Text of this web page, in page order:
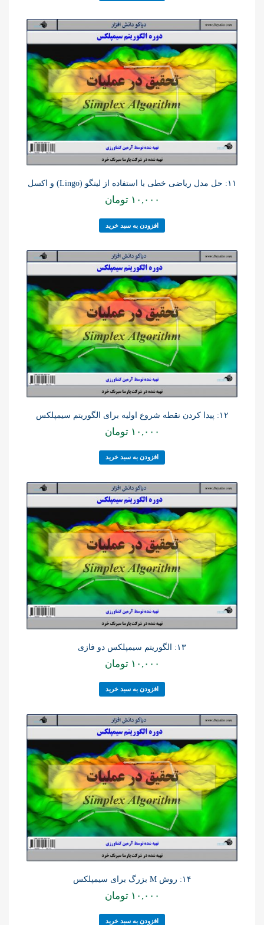
۱۱: حل مدل ریاضی خطی با استفاده از لینگو (Lingo) و اکسل
۱۰,۰۰۰ تومان
افزودن به سبد خرید
۱۲: پیدا کردن نقطه شروع اولیه برای الگوریتم سیمپلکس
۱۰,۰۰۰ تومان
افزودن به سبد خرید
۱۳: الگوریتم سیمپلکس دو فازی
۱۰,۰۰۰ تومان
افزودن به سبد خرید
۱۴: روش M بزرگ برای سیمپلکس
۱۰,۰۰۰ تومان
افزودن به سبد خرید